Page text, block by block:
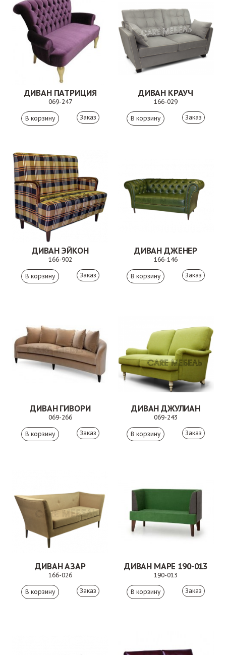
ДИВАН ПАТРИЦИЯ
069-247
Заказ
ДИВАН КРАУЧ
166-029
Заказ
ДИВАН ЭЙКОН
166-902
Заказ
ДИВАН ДЖЕНЕР
166-146
Заказ
ДИВАН ГИВОРИ
069-266
Заказ
ДИВАН ДЖУЛИАН
069-243
Заказ
ДИВАН АЗАР
166-026
Заказ
ДИВАН МАРЕ 190-013
190-013
Заказ